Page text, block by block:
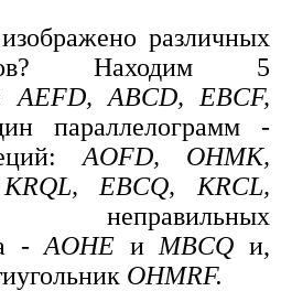
различных
Находим 5
AEFD, ABCD, EBCF,
параллелограмм -
AOFD, ОНМК,
EBCQ, KRCL,
-AOHE и MBCQ и,
OHMRF.